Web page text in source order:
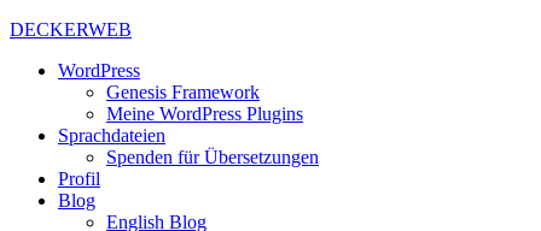
DECKERWEB
WordPress
Genesis Framework
Meine WordPress Plugins
Sprachdateien
Spenden für Übersetzungen
Profil
Blog
English Blog